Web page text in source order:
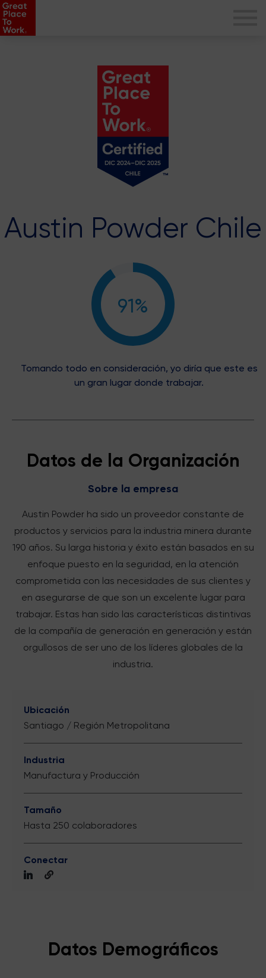
Austin Powder Chile
91%
Tomando todo en consideración, yo diría que este es
un gran lugar donde trabajar.
Datos de la Organización
Sobre la empresa
Austin Powder ha sido un proveedor constante de
productos y servicios para la industria minera durante
190 años. Su larga historia y éxito están basados en su
enfoque puesto en la seguridad, en la atención
comprometida con las necesidades de sus clientes y
en asegurarse de que son un excelente lugar para
trabajar. Estas han sido las características distintivas
de la compañía de generación en generación y están
orgullosos de ser uno de los líderes globales de la
industria.
Ubicación
Santiago / Región Metropolitana
Industria
Manufactura y Producción
Tamaño
Hasta 250 colaboradores
Conectar
Datos Demográficos